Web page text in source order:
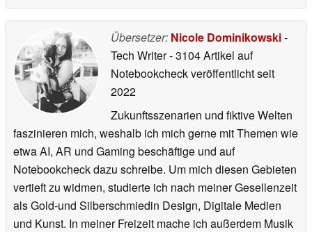
Übersetzer: Nicole Dominikowski-
Tech Writer- 3104 Artikel auf
Notebookcheck veröffentlichtseit
2022
Zukunftsszenarien und fiktive Welten
faszinieren mich, weshalb ich mich gerne mit Themen wie
etwa AI, AR und Gaming beschäftige und auf
Notebookcheck dazu schreibe. Um mich diesen Gebieten
vertieft zu widmen, studierte ich nach meiner Gesellenzeit
als Gold-und Silberschmiedin Design, Digitale Medien
und Kunst. In meiner Freizeit mache ich außerdem Musik